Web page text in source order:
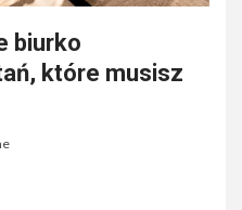
biurko
które musisz